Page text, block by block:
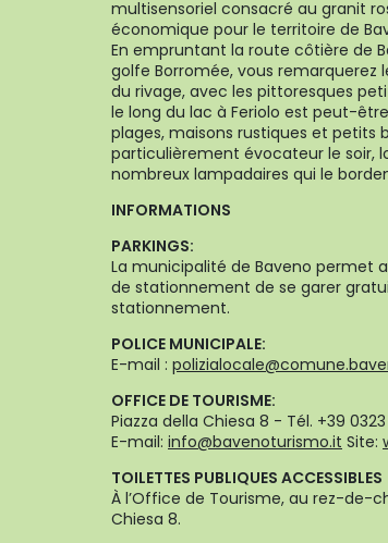
multisensoriel consacré au granit
économique pour le territoire de
En empruntant la route côtière de
golfe Borromée, vous remarquerez
du rivage, avec les pittoresques
le long du lac à Feriolo est peut-
plages, maisons rustiques et
particulièrement évocateur le soir,
nombreux lampadaires qui le
INFORMATIONS
PARKINGS:
La municipalité de Baveno permet
de stationnement de se garer
stationnement.
POLICE MUNICIPALE:
E-mail :
OFFICE DE TOURISME:
Piazza della Chiesa 8 - Tél. +39
E-mail: info@bavenoturismo.it Site:
TOILETTES PUBLIQUES ACCESSIBLES
À l’Office de Tourisme, au rez-de-
Chiesa 8.